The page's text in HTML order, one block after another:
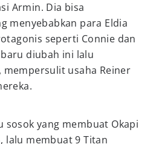
Armin. Dia bisa
menyebabkan para Eldia
seperti Connie dan
baru diubah ini lalu
usaha Reiner
sosok yang membuat Okapi
lalu membuat 9 Titan